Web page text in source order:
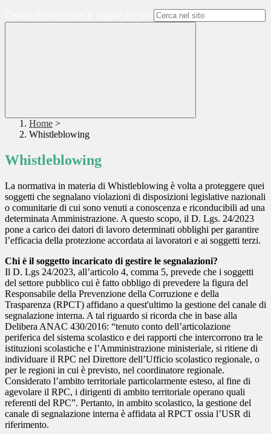
Home >
Whistleblowing
Whistleblowing
La normativa in materia di Whistleblowing è volta a proteggere quei
soggetti che segnalano violazioni di disposizioni legislative nazionali
o comunitarie di cui sono venuti a conoscenza e riconducibili ad una
determinata Amministrazione. A questo scopo, il D. Lgs. 24/2023
pone a carico dei datori di lavoro determinati obblighi per garantire
l’efficacia della protezione accordata ai lavoratori e ai soggetti terzi.
Chi è il soggetto incaricato di gestire le segnalazioni?
Il D. Lgs 24/2023, all’articolo 4, comma 5, prevede che i soggetti
del settore pubblico cui è fatto obbligo di prevedere la figura del
Responsabile della Prevenzione della Corruzione e della
Trasparenza (RPCT) affidano a quest'ultimo la gestione del canale di
segnalazione interna. A tal riguardo si ricorda che in base alla
Delibera ANAC 430/2016: “tenuto conto dell’articolazione
periferica del sistema scolastico e dei rapporti che intercorrono tra le
istituzioni scolastiche e l’Amministrazione ministeriale, si ritiene di
individuare il RPC nel Direttore dell’Ufficio scolastico regionale, o
per le regioni in cui è previsto, nel coordinatore regionale.
Considerato l’ambito territoriale particolarmente esteso, al fine di
agevolare il RPC, i dirigenti di ambito territoriale operano quali
referenti del RPC”. Pertanto, in ambito scolastico, la gestione del
canale di segnalazione interna è affidata al RPCT ossia l’USR di
riferimento.